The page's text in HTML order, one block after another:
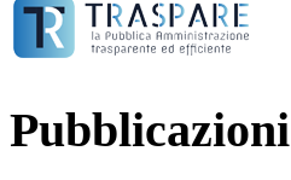
Pubblicazioni